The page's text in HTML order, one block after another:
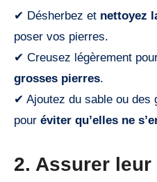
✔ Désherbez et nettoyez
poser vos pierres.
✔ Creusez légèrement
grosses pierres.
✔ Ajoutez du sable ou des
pour éviter qu’elles ne
2. Assurer